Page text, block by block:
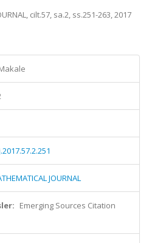
cilt.57, sa.2, ss.251-263, 2017
JOURNAL
Emerging Sources Citation